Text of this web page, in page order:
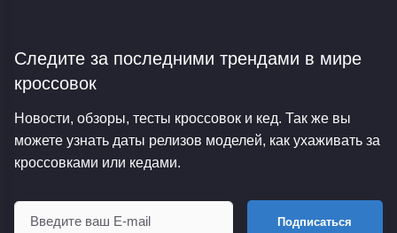
Следите за последними трендами в мире
кроссовок
Новости, обзоры, тесты кроссовок и кед. Так же вы
можете узнать даты релизов моделей, как ухаживать за
кроссовками или кедами.
Подписаться